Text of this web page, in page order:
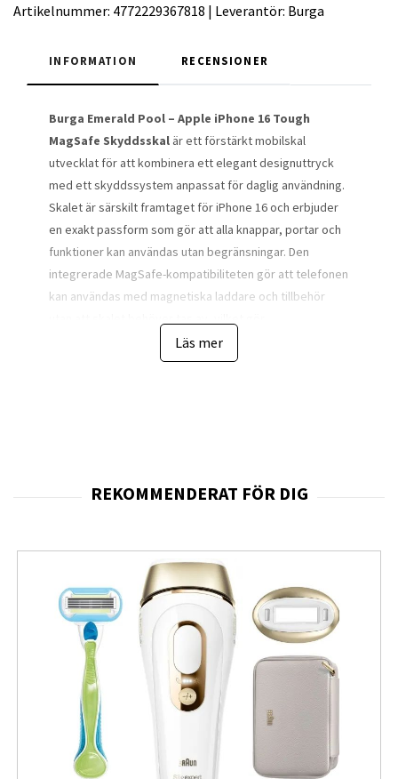
Artikelnummer: 4772229367818 | Leverantör: Burga
INFORMATION RECENSIONER
Burga Emerald Pool – Apple iPhone 16 Tough
MagSafe Skyddsskalär ett förstärkt mobilskal
utvecklat för att kombinera ett elegant designuttryck
med ett skyddssystem anpassat för daglig användning.
Skalet är särskilt framtaget för iPhone 16 och erbjuder
en exakt passform som gör att alla knappar, portar och
funktioner kan användas utan begränsningar. Den
integrerade MagSafe-kompatibiliteten gör att telefonen
kan användas med magnetiska laddare och tillbehör
vardagsanvändningen smidigare.
ytterhölje. Denna uppbyggnad bidrar till att absorbera
Skalet är utvecklat för användare som vill ha ett stabilt
skydd utan att telefonen känns klumpig. Den slimmade
konstruktionen gör att telefonen fortfarande är bekväm
att hålla i och enkel att bära i ficka eller väska. Samtidigt
ger den förstärkta uppbyggnaden ett mer omfattande
skydd än enklare skal, vilket gör produkten lämplig
både för arbete, vardag och resor.
Den helomslutande designen skyddar telefonens kanter
och baksida, medan upphöjda kanter runt skärm och
Läs mer